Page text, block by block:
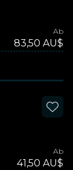
Ab
83,50 AU$
Ab
41,50 AU$